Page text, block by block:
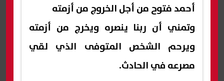
أحمد فتوح من أجل الخروج من أزمته
وتمني أن ربنا ينصره ويخرج من أزمته
ويرحم الشخص المتوفى الذي لقي
مصرعه في الحادث.